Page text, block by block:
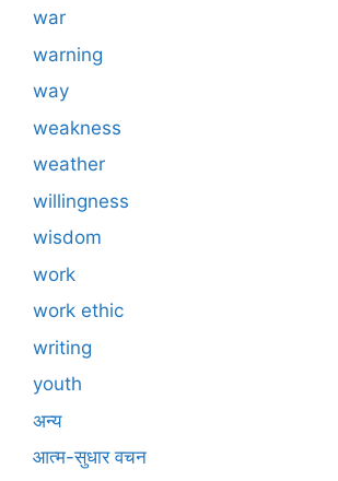
war
warning
way
weakness
weather
willingness
wisdom
work
work ethic
writing
youth
अन्य
आत्म-सुधार वचन